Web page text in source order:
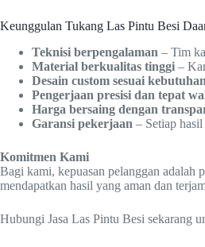
Keunggulan Tukang Las Pintu Besi
Teknisi berpengalaman – Tim
Material berkualitas tinggi –
Desain custom sesuai kebutuhan
Pengerjaan presisi dan tepat
Harga bersaing dengan
Garansi pekerjaan – Setiap
Komitmen Kami
Bagi kami, kepuasan pelanggan adalah
mendapatkan hasil yang aman dan
Hubungi Jasa Las Pintu Besi sekarang